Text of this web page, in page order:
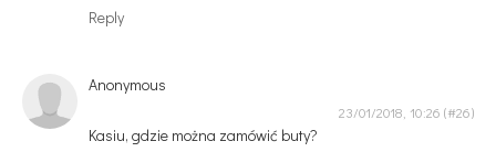
Reply
Anonymous
23/01/2018, 10:26
Kasiu, gdzie można zamówić buty?